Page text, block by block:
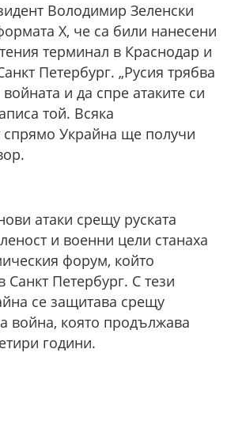
Володимир Зеленски
X, че са били нанесени
терминал в Краснодар и
Петербург. „Русия трябва
и да спре атаките си
той. Всяка
спрямо Украйна ще получи
атаки срещу руската
и военни цели станаха
форум, който
Петербург. С тези
се защитава срещу
война, която продължава
години.